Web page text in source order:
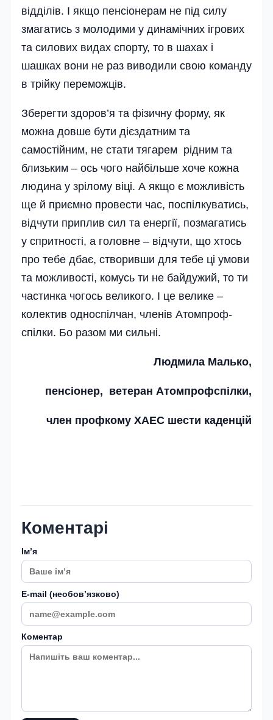
відділів. І якщо пенсіонерам не під силу
змагатись з молодими у динамічних ігрових
та силових видах спорту, то в шахах і
шашках вони не раз виводили свою команду
в трійку переможців.
Зберегти здоров’я та фі­зичну форму, як
можна довше бути дієздатним та
самостійним, не стати тягарем рідним та
близьким – ось чого найбільше хоче кожна
лю­дина у зрілому віці. А якщо є можливість
ще й приємно провести час, поспілкуватись,
відчути приплив сил та енергії, позмагатись
у спритності, а головне – відчути, що хтось
про тебе дбає, створивши для тебе ці умови
та можливості, комусь ти не байдужий, то ти
частинка чогось великого. І це велике –
колектив односпілчан, членів Атомпроф­
спілки. Бо разом ми сильні.
Людмила Малько,
пенсіонер, ветеран Атомпрофспілки,
член профкому ХАЕС шести каденцій
Коментарі
Імʼя
E-mail (необовʼязково)
Коментар